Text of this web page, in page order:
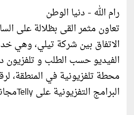
رام الله - دنيا الوطن
تعاون مثمر القى بظلالة على
الاتفاق بين شركة تيلي، وهي
الفيديو حسب الطلب و تلفزيون
محطة تلفزيونية في المنطقة،
البرامج التفزيونية على Tellyمجاناً.